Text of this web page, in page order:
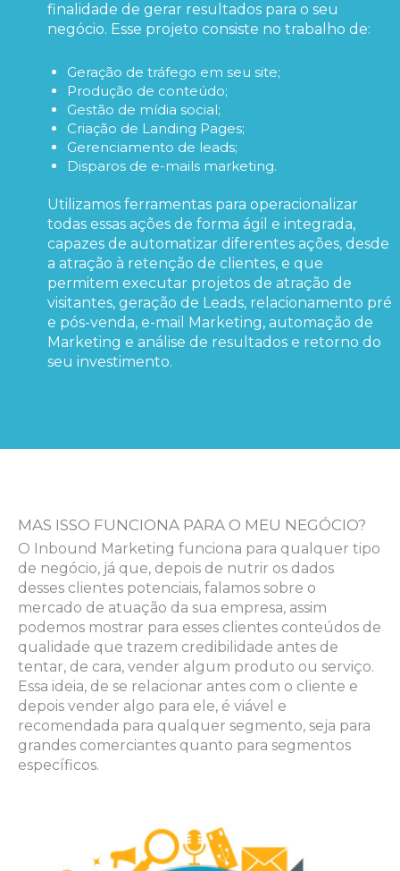
finalidade de gerar resultados para o seu
negócio. Esse projeto consiste no trabalho de:
Geração de tráfego em seu site;
Produção de conteúdo;
Gestão de mídia social;
Criação de Landing Pages;
Gerenciamento de leads;
Disparos de e-mails marketing.
Utilizamos ferramentas para operacionalizar
todas essas ações de forma ágil e integrada,
capazes de automatizar diferentes ações, desde
a atração à retenção de clientes, e que
permitem executar projetos de atração de
visitantes, geração de Leads, relacionamento pré
e pós-venda, e-mail Marketing, automação de
Marketing e análise de resultados e retorno do
seu investimento.
MAS ISSO FUNCIONA PARA O MEU NEGÓCIO?
O Inbound Marketing funciona para qualquer tipo
de negócio, já que, depois de nutrir os dados
desses clientes potenciais, falamos sobre o
mercado de atuação da sua empresa, assim
podemos mostrar para esses clientes conteúdos de
qualidade que trazem credibilidade antes de
tentar, de cara, vender algum produto ou serviço.
Essa ideia, de se relacionar antes com o cliente e
depois vender algo para ele, é viável e
recomendada para qualquer segmento, seja para
grandes comerciantes quanto para segmentos
específicos.